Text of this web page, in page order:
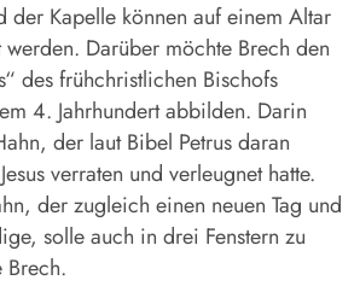
der Kapelle können auf einem Altar
werden. Darüber möchte Brech den
des frühchristlichen Bischofs
4. Jahrhundert abbilden. Darin
der laut Bibel Petrus daran
verraten und verleugnet hatte.
der zugleich einen neuen Tag und
solle auch in drei Fenstern zu
Brech.